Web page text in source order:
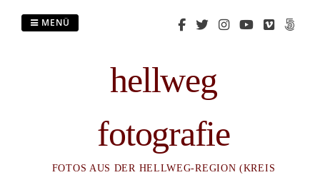
hellweg
fotografie
FOTOS AUS DER HELLWEG-REGION (KREIS
MENÜ